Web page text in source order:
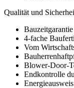
Qualität und
Bauzeitgarantie
4-fache
Vom
Blower-Door-
Endkontrolle
Energieausweis